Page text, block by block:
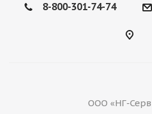
8-800-301-74-74
ООО «НГ-